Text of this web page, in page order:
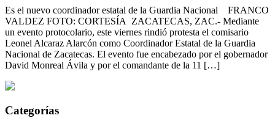
Es el nuevo coordinador estatal de la Guardia Nacional FRANCO
VALDEZ FOTO: CORTESÍA ZACATECAS, ZAC.- Mediante
un evento protocolario, este viernes rindió protesta el comisario
Leonel Alcaraz Alarcón como Coordinador Estatal de la Guardia
Nacional de Zacatecas. El evento fue encabezado por el gobernador
David Monreal Ávila y por el comandante de la 11 […]
Categorías